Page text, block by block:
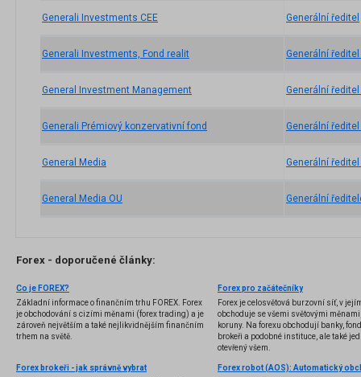
Generali Investments CEE
Generali Investments, Fond realit
General Investment Management
Generali Prémiový konzervativní fond
General Media
General Media OU
Generální ředitel
Generální
Generální
Generální
Generální ředitel
Generální
Forex - doporučené články:
Co je FOREX?
Základní informace o finančním trhu FOREX. Forex
je obchodování s cizími měnami (forex trading) a je
zároveň největším a také nejlikvidnějším finančním
trhem na světě.
Forex pro začátečníky
Forex je celosvětová burzovní síť, v
obchoduje se všemi světovými
koruny. Na forexu obchodují banky,
brokeři a podobné instituce, ale také
otevřený všem.
Forex brokeři - jak správně vybrat